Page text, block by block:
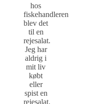
hos
fiskehandleren
blev det
til en
rejesalat.
Jeg har
aldrig i
mit liv
købt
eller
spist en
rejesalat,